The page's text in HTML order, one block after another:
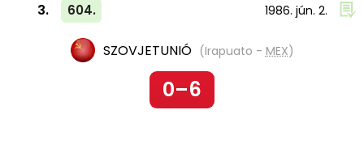
3. 604. 1986. jún. 2.
SZOVJETUNIÓ (Irapuato - MEX)
0–6